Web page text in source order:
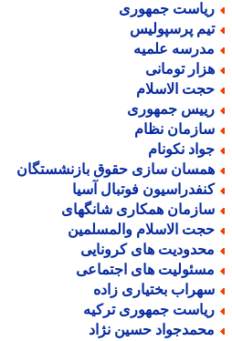
جمهوری
پرسپولیس
علمیه
تومانی
الاسلام
جمهوری
نظام
نکونام
سازی حقوق بازنشستگان
فوتبال آسیا
همکاری شانگهای
الاسلام والمسلمین
های کرونایی
های اجتماعی
بختیاری زاده
جمهوری ترکیه
حسین نژاد